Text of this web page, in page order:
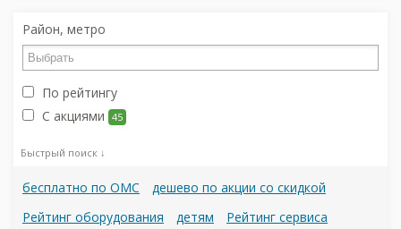
Район, метро
По рейтингу
С акциями 45
Быстрый поиск ↓
бесплатно по ОМС
дешево по акции со скидкой
Рейтинг оборудования
детям Рейтинг сервиса